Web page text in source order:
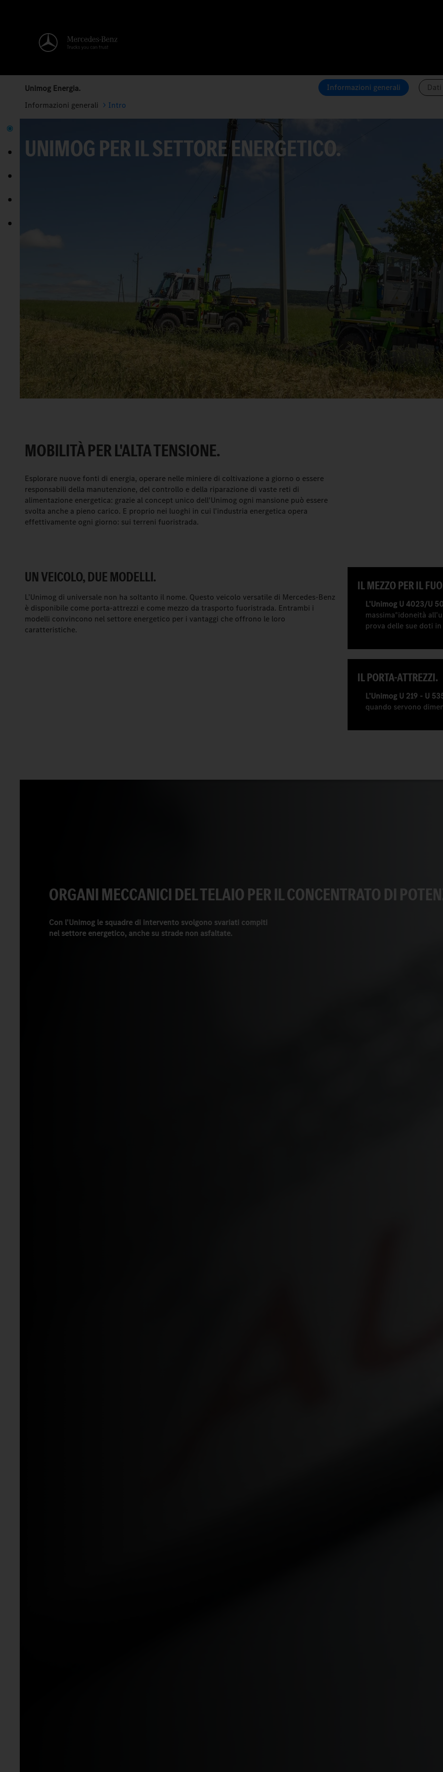
Unimog Energia. Informazioni generali
Informazioni generali
Intro
UNIMOG PER IL SETTORE ENERGETICO.
MOBILITÀ PER L'ALTA TENSIONE.
Esplorare nuove fonti di energia, operare nelle miniere di coltivazione a giorno o essere
responsabili della manutenzione, del controllo e della riparazione di vaste reti di
alimentazione energetica: grazie al concept unico dell'Unimog ogni mansione può essere
svolta anche a pieno carico. E proprio nei luoghi in cui l'industria energetica opera
effettivamente ogni giorno: sui terreni fuoristrada.
UN VEICOLO, DUE MODELLI.
L’Unimog di universale non ha soltanto il nome. Questo veicolo versatile di Mercedes-Benz
è disponibile come porta-attrezzi e come mezzo da trasporto fuoristrada. Entrambi i
modelli convincono nel settore energetico per i vantaggi che offrono le loro
caratteristiche.
IL MEZZO PER IL
L’Unimog U 4023/U
massima°idoneità
prova delle sue doti
IL PORTA-ATTREZZI.
L’Unimog U 219 - U
quando servono
ORGANI MECCANICI DEL TELAIO PER IL CONCENTRATO DI
Con l'Unimog le squadre di intervento svolgono svariati compiti
nel settore energetico, anche su strade non asfaltate.